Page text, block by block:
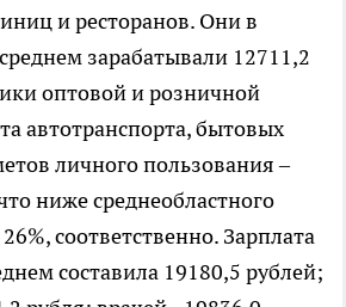
и ресторанов. Они в
зарабатывали 12711,2
оптовой и розничной
автотранспорта, бытовых
личного пользования –
ниже среднеобластного
соответственно. Зарплата
составила 19180,5 рублей;